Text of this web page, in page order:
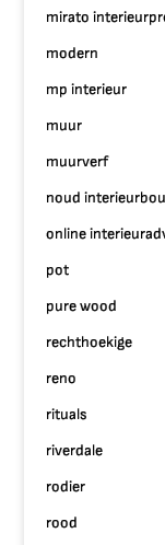
mirato
modern
mp interieur
muur
muurverf
noud
online
pot
pure wood
rechthoekige
reno
rituals
riverdale
rodier
rood